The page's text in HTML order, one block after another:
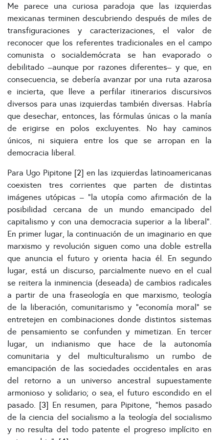
Me parece una curiosa paradoja que las izquierdas
mexicanas terminen descubriendo después de miles de
transfiguraciones y caracterizaciones, el valor de
reconocer que los referentes tradicionales en el campo
comunista o socialdemócrata se han evaporado o
debilitado ­­­–aunque por razones diferentes– y que, en
consecuencia, se debería avanzar por una ruta azarosa
e incierta, que lleve a perfilar itinerarios discursivos
diversos para unas izquierdas también diversas. Habría
que desechar, entonces, las fórmulas únicas o la manía
de erigirse en polos excluyentes. No hay caminos
únicos, ni siquiera entre los que se arropan en la
democracia liberal.
Para Ugo Pipitone [2] en las izquierdas latinoamericanas
coexisten tres corrientes que parten de distintas
imágenes utópicas – “la utopía como afirmación de la
posibilidad cercana de un mundo emancipado del
capitalismo y con una democracia superior a la liberal”.
En primer lugar, la continuación de un imaginario en que
marxismo y revolución siguen como una doble estrella
que anuncia el futuro y orienta hacia él. En segundo
lugar, está un discurso, parcialmente nuevo en el cual
se reitera la inminencia (deseada) de cambios radicales
a partir de una fraseología en que marxismo, teología
de la liberación, comunitarismo y “economía moral” se
entretejen en combinaciones donde distintos sistemas
de pensamiento se confunden y mimetizan. En tercer
lugar, un indianismo que hace de la autonomía
comunitaria y del multiculturalismo un rumbo de
emancipación de las sociedades occidentales en aras
del retorno a un universo ancestral supuestamente
armonioso y solidario; o sea, el futuro escondido en el
pasado. [3] En resumen, para Pipitone, “hemos pasado
de la ciencia del socialismo a la teología del socialismo
y no resulta del todo patente el progreso implícito en